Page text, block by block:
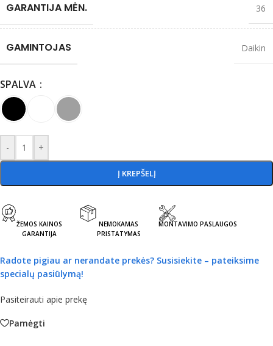
GARANTIJA MĖN. 36
GAMINTOJAS Daikin
SPALVA
- +
Į KREPŠELĮ
ŽEMOS KAINOS
GARANTIJA
NEMOKAMAS
PRISTATYMAS
MONTAVIMO PASLAUGOS
Radote pigiau ar nerandate prekės? Susisiekite – pateiksime
specialų pasiūlymą!
Pasiteirauti apie prekę
Pamėgti